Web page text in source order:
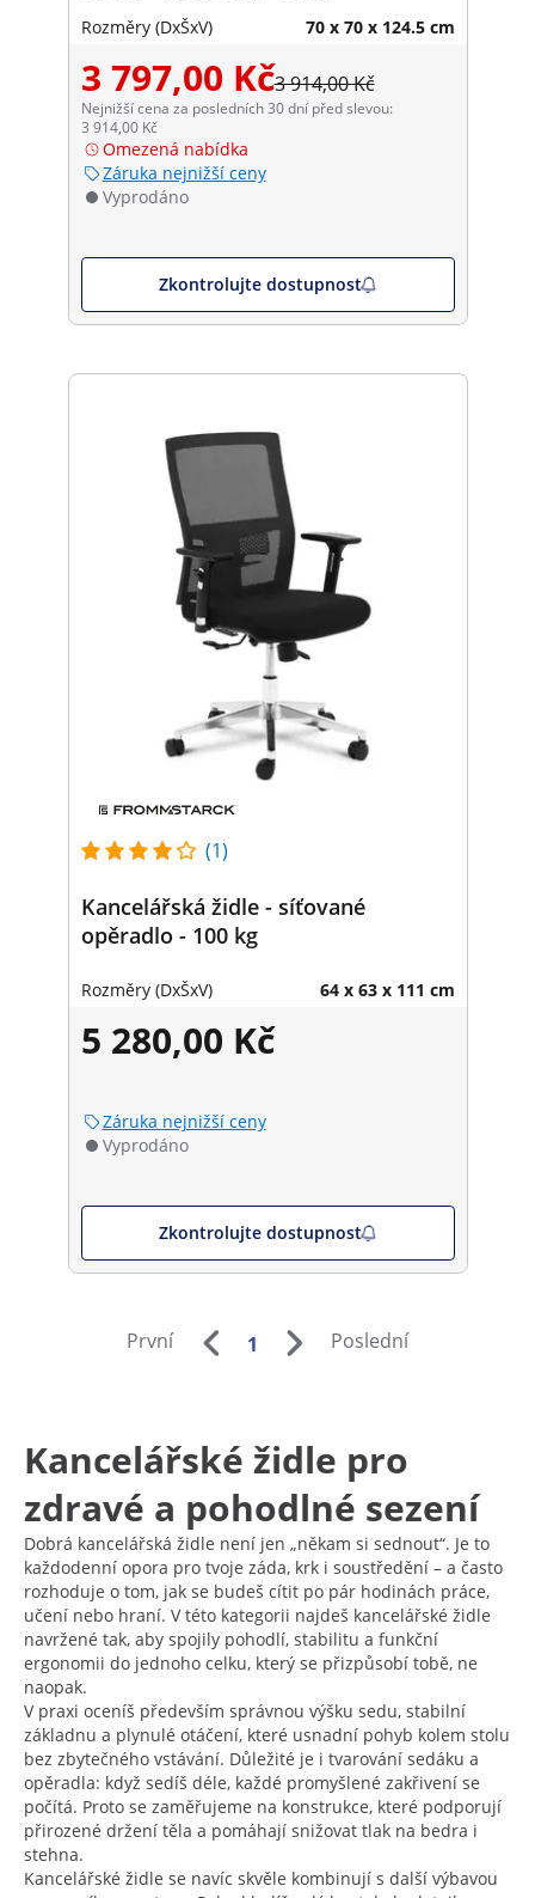
Rozměry (DxŠxV) 70 x 70 x 124.5 cm
3 797,00 Kč3 914,00 Kč
Nejnižší cena za posledních 30 dní před slevou:
3 914,00 Kč
Omezená nabídka
Záruka nejnižší ceny
Vyprodáno
Zkontrolujte dostupnost
(1)
Kancelářská židle - síťované
opěradlo - 100 kg
Rozměry (DxŠxV) 64 x 63 x 111 cm
5 280,00 Kč
Záruka nejnižší ceny
Vyprodáno
Zkontrolujte dostupnost
První 1 Poslední
Kancelářské židle pro
zdravé a pohodlné sezení
Dobrá kancelářská židle není jen „někam si sednout“. Je to
každodenní opora pro tvoje záda, krk i soustředění – a často
rozhoduje o tom, jak se budeš cítit po pár hodinách práce,
učení nebo hraní. V této kategorii najdeš kancelářské židle
navržené tak, aby spojily pohodlí, stabilitu a funkční
ergonomii do jednoho celku, který se přizpůsobí tobě, ne
naopak.
V praxi oceníš především správnou výšku sedu, stabilní
základnu a plynulé otáčení, které usnadní pohyb kolem stolu
bez zbytečného vstávání. Důležité je i tvarování sedáku a
opěradla: když sedíš déle, každé promyšlené zakřivení se
počítá. Proto se zaměřujeme na konstrukce, které podporují
přirozené držení těla a pomáhají snižovat tlak na bedra i
stehna.
Kancelářské židle se navíc skvěle kombinují s další výbavou